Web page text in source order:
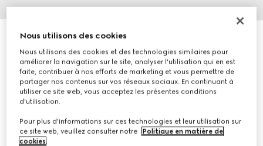
À personnaliser avec vos initiales
CA$680
Déclinaisonscuir noir
Nous utilisons des cookies
Nous utilisons des cookies et des technologies similaires pour
améliorer la navigation sur le site, analyser l'utilisation qui en est
faite, contribuer à nos efforts de marketing et vous permettre de
partager nos contenus sur vos réseaux sociaux. En continuant à
utiliser ce site web, vous acceptez les présentes conditions
d'utilisation.
Pour plus d'informations sur ces technologies et leur utilisation sur
ce site web, veuillez consulter notre
Politique en matière de
cookies.